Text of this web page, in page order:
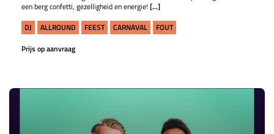
een berg confetti, gezelligheid en energie! [...]
DJ
ALLROUND FEEST CARNAVAL
FOUT
Prijs op aanvraag